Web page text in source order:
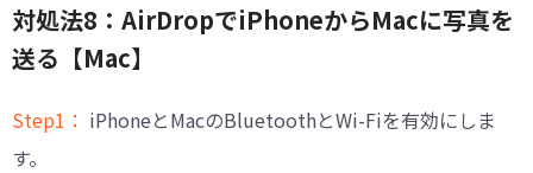
対処法8：AirDropでiPhoneからMacに写真を
送る【Mac】
Step1： iPhoneとMacのBluetoothとWi-Fiを有効にしま
す。